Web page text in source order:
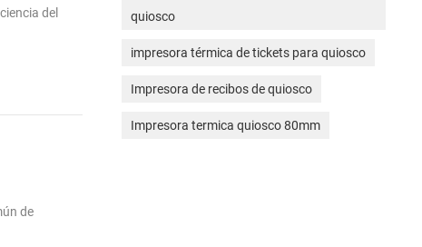
del
de
quiosco
impresora térmica de tickets para quiosco
Impresora de recibos de quiosco
Impresora termica quiosco 80mm